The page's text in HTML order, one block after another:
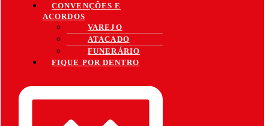
CONVENÇÕES E
ACORDOS
VAREJO
ATACADO
FUNERÁRIO
FIQUE POR DENTRO